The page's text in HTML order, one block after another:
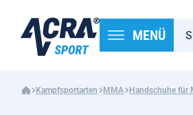
MENÜ
Kampfsportarten MMA Handschuhe für